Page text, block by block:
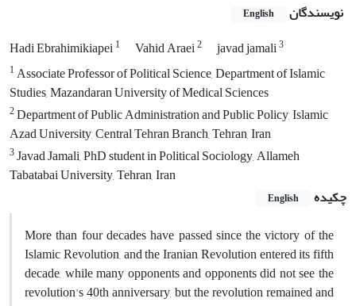
نویسندگان English
Hadi Ebrahimikiapei1 Vahid Araei2 javad jamali3
1Associate Professor of Political Science, Department of Islamic
Studies, Mazandaran University of Medical Sciences
2Department of Public Administration and Public Policy, Islamic
Azad University, Central Tehran Branch, ‎Tehran, Iran
3Javad Jamali, PhD student in Political Sociology, Allameh
Tabatabai University, Tehran, Iran
چکیده
English
More than four decades have passed since the victory of the
Islamic Revolution, and the Iranian Revolution entered its fifth
decade, while many opponents and opponents did not see the
revolution's 40th anniversary, but the revolution remained and